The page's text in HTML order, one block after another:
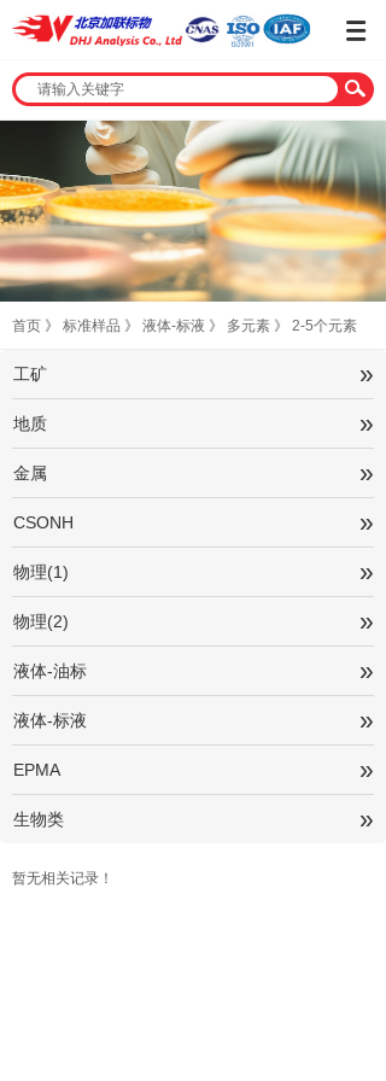
首页 》 标准样品 》 液体-标液 》 多元素 》 2-5个元素
工矿 »
地质 »
金属 »
CSONH »
物理(1) »
物理(2) »
液体-油标 »
液体-标液 »
EPMA »
生物类 »
暂无相关记录！